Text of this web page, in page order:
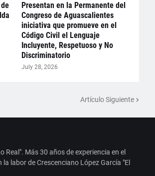
Presentan en la Permanente del
Congreso de Aguascalientes
iniciativa que promueve en el
Código Civil el Lenguaje
Incluyente, Respetuoso y No
Discriminatorio
July 28, 2026
Artículo Siguiente
Real". Más 30 años de experiencia en el
labor de Crescenciano López García "El